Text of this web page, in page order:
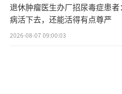
退休肿瘤医生办厂招尿毒症患者
病活下去，还能活得有点尊严
2026-08-07 09:00:03